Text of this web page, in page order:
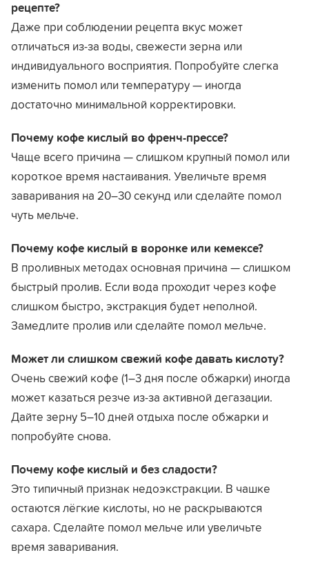
рецепте?
Даже при соблюдении рецепта вкус может
отличаться из-за воды, свежести зерна или
индивидуального восприятия. Попробуйте слегка
изменить помол или температуру — иногда
достаточно минимальной корректировки.
Почему кофе кислый во френч-прессе?
Чаще всего причина — слишком крупный помол или
короткое время настаивания. Увеличьте время
заваривания на 20–30 секунд или сделайте помол
чуть мельче.
Почему кофе кислый в воронке или кемексе?
В проливных методах основная причина — слишком
быстрый пролив. Если вода проходит через кофе
слишком быстро, экстракция будет неполной.
Замедлите пролив или сделайте помол мельче.
Может ли слишком свежий кофе давать кислоту?
Очень свежий кофе (1–3 дня после обжарки) иногда
может казаться резче из-за активной дегазации.
Дайте зерну 5–10 дней отдыха после обжарки и
попробуйте снова.
Почему кофе кислый и без сладости?
Это типичный признак недоэкстракции. В чашке
остаются лёгкие кислоты, но не раскрываются
сахара. Сделайте помол мельче или увеличьте
время заваривания.